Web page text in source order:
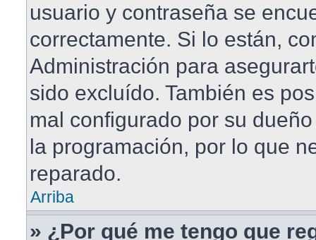
usuario y contraseña se
correctamente. Si lo están,
Administración para
sido excluído. También es
mal configurado por su
la programación, por lo que
reparado.
Arriba
» ¿Por qué me tengo que